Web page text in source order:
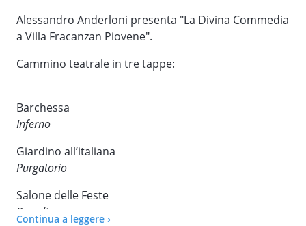
Alessandro Anderloni presenta "La Divina Commedia
a Villa Fracanzan Piovene".
Cammino teatrale in tre tappe:
Barchessa
Inferno
Giardino all’italiana
Purgatorio
Salone delle Feste
Paradiso
Continua a leggere ›